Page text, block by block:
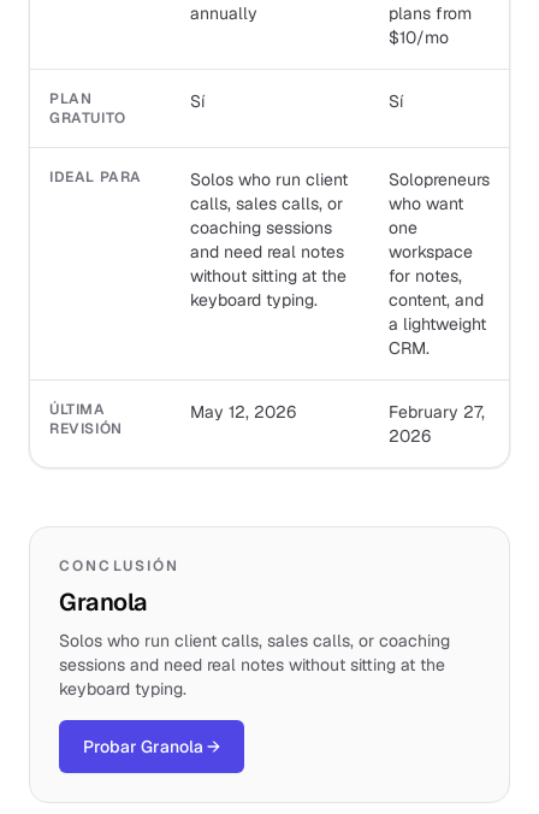
annually
plans from
$10/mo
PLAN
GRATUITO
Sí Sí
IDEAL PARA
Solos who run client
calls, sales calls, or
coaching sessions
and need real notes
without sitting at the
keyboard typing.
Solopreneurs
who want
one
workspace
for notes,
content, and
a lightweight
CRM.
ÚLTIMA
REVISIÓN
May 12, 2026
February 27,
2026
CONCLUSIÓN
Granola
Solos who run client calls, sales calls, or coaching
sessions and need real notes without sitting at the
keyboard typing.
Probar Granola →